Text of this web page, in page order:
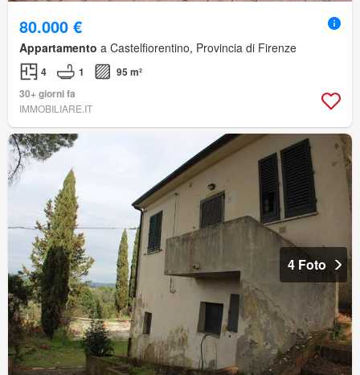
80.000 €
Appartamento a Castelfiorentino, Provincia di Firenze
4 1
95 m²
30+ giorni fa
IMMOBILIARE.IT
4 Foto